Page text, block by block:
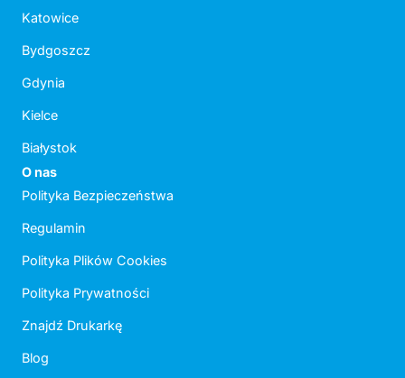
Katowice
Bydgoszcz
Gdynia
Kielce
Białystok
O nas
Polityka Bezpieczeństwa
Regulamin
Polityka Plików Cookies
Polityka Prywatności
Znajdź Drukarkę
Blog